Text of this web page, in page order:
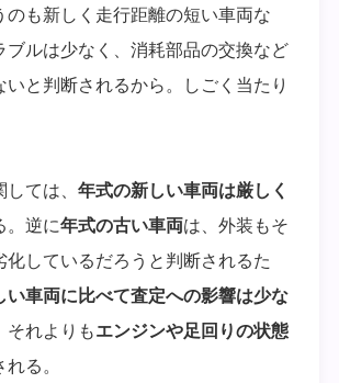
のも新しく走行距離の短い車両な
ブルは少なく、消耗部品の交換など
いと判断されるから。しごく当たり
しては、年式の新しい車両は厳しく
。逆に年式の古い車両は、外装もそ
化しているだろうと判断されるた
い車両に比べて査定への影響は少な
それよりもエンジンや足回りの状態
れる。